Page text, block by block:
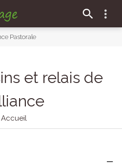
Pastorale
et relais de
Accueil